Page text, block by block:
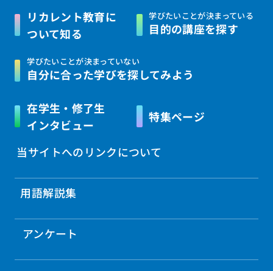
リカレント教育に
ついて知る
学びたいことが決まっている
目的の講座を探す
学びたいことが決まっていない
自分に合った学びを探してみよう
在学生・修了生
インタビュー
特集ページ
当サイトへのリンクについて
用語解説集
アンケート